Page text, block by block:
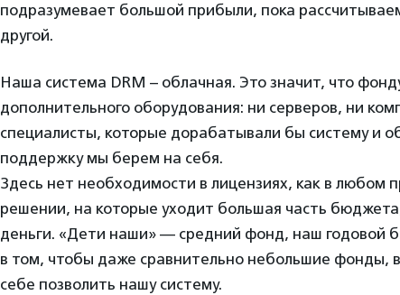
подразумевает большой прибыли, пока
другой.
Наша система DRM – облачная. Это значит, что
дополнительного оборудования: ни серверов, ни
специалисты, которые дорабатывали бы систему и
поддержку мы берем на себя.
Здесь нет необходимости в лицензиях, как в любом
решении, на которые уходит большая часть
деньги. «Дети наши» — средний фонд, наш годовой
в том, чтобы даже сравнительно небольшие фонды,
себе позволить нашу систему.